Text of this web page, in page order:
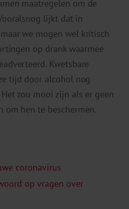
maatregelen om de
lijkt dat in
we mogen wel kritisch
op drank waarmee
Kwetsbare
tijd door alcohol nog
zou mooi zijn als er geen
om hen te beschermen.
coronavirus
op vragen over